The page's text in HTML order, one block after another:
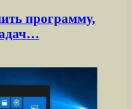
программу,